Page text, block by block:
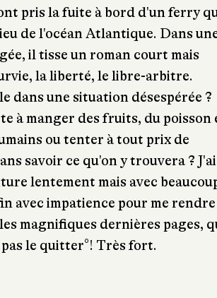
pris la fuite à bord d'un ferry
de l'océan Atlantique. Dans
il tisse un roman court mais
la liberté, le libre-arbitre.
dans une situation désespérée ?
à manger des fruits, du poisson
ou tenter à tout prix de
savoir ce qu'on y trouvera ? J'ai
lentement mais avec
avec impatience pour me rendre
magnifiques dernières pages,
le quitter°! Très fort.